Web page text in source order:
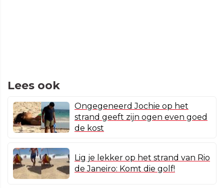
Lees ook
Ongegeneerd Jochie op het
strand geeft zijn ogen even goed
de kost
Lig je lekker op het strand van Rio
de Janeiro: Komt die golf!